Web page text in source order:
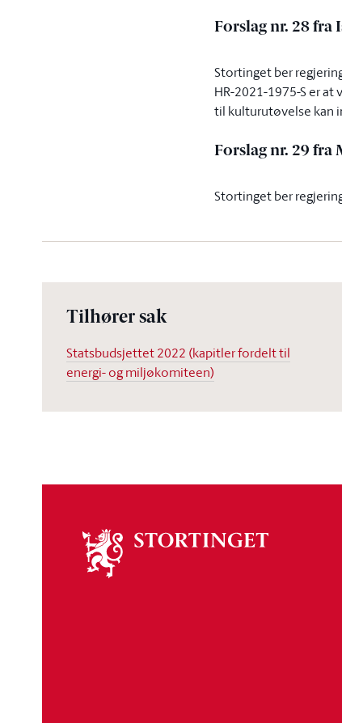
Forslag nr. 28 fra
Stortinget ber
HR-2021-1975-S er
til kulturutøvelse kan
Forslag nr. 29 fra
Stortinget ber
Tilhører sak
Statsbudsjettet 2022 (kapitler fordelt til
energi- og miljøkomiteen)
stortinget